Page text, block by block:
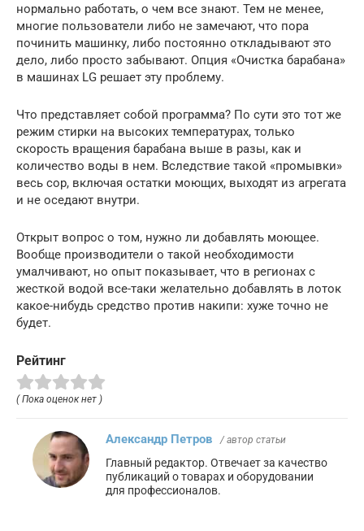
нормально работать, о чем все знают. Тем не менее,
многие пользователи либо не замечают, что пора
починить машинку, либо постоянно откладывают это
дело, либо просто забывают. Опция «Очистка барабана»
в машинах LG решает эту проблему.
Что представляет собой программа? По сути это тот же
режим стирки на высоких температурах, только
скорость вращения барабана выше в разы, как и
количество воды в нем. Вследствие такой «промывки»
весь сор, включая остатки моющих, выходят из агрегата
и не оседают внутри.
Открыт вопрос о том, нужно ли добавлять моющее.
Вообще производители о такой необходимости
умалчивают, но опыт показывает, что в регионах с
жесткой водой все-таки желательно добавлять в лоток
какое-нибудь средство против накипи: хуже точно не
будет.
Рейтинг
( Пока оценок нет )
Александр Петров / автор статьи
Главный редактор. Отвечает за качество
публикаций о товарах и оборудовании
для профессионалов.